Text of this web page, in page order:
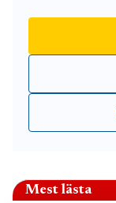
Mest lästa